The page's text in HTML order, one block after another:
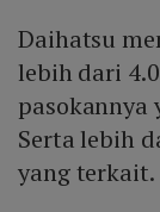
Daihatsu
lebih dari
pasokannya
Serta lebih
yang terkait.